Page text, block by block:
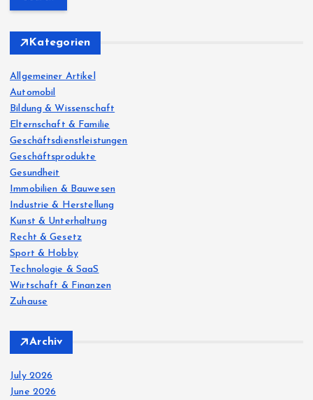
r
f
o
r
:
Kategorien
Allgemeiner Artikel
Automobil
Bildung & Wissenschaft
Elternschaft & Familie
Geschäftsdienstleistungen
Geschäftsprodukte
Gesundheit
Immobilien & Bauwesen
Industrie & Herstellung
Kunst & Unterhaltung
Recht & Gesetz
Sport & Hobby
Technologie & SaaS
Wirtschaft & Finanzen
Zuhause
Archiv
July 2026
June 2026